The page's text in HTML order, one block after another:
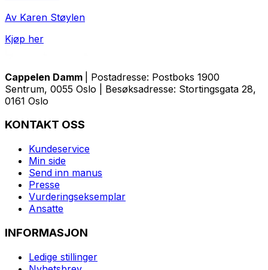
Av Karen Støylen
Kjøp her
Cappelen Damm
| Postadresse: Postboks 1900
Sentrum, 0055 Oslo | Besøksadresse: Stortingsgata 28,
0161 Oslo
KONTAKT OSS
Kundeservice
Min side
Send inn manus
Presse
Vurderingseksemplar
Ansatte
INFORMASJON
Ledige stillinger